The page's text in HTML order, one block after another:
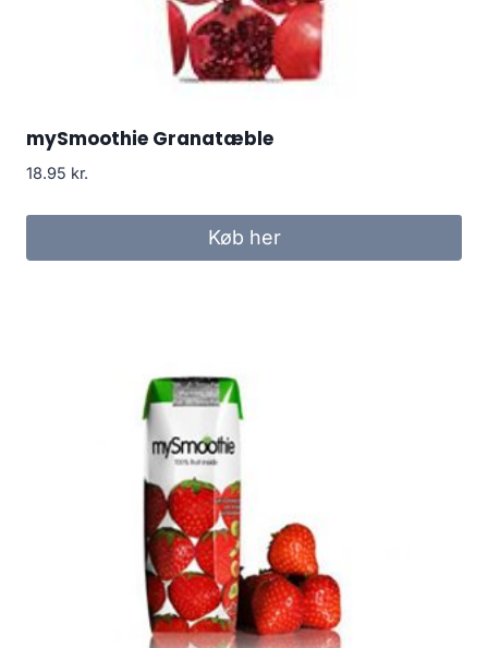
mySmoothie Granatæble
18.95 kr.
Køb her